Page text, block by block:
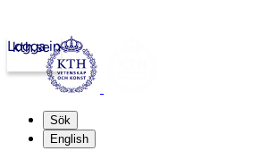
kth.se
Logga in
Sök
English